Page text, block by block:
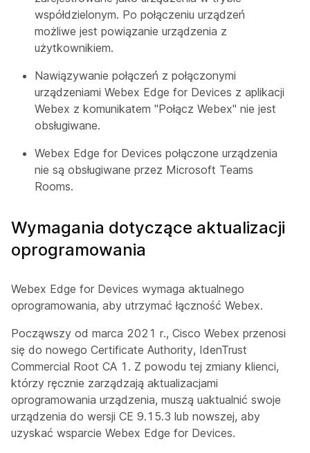
współdzielonym. Po połączeniu urządzeń
możliwe jest powiązanie urządzenia z
użytkownikiem.
Nawiązywanie połączeń z połączonymi
urządzeniami Webex Edge for Devices z aplikacji
Webex z komunikatem "Połącz Webex" nie jest
obsługiwane.
Webex Edge for Devices połączone urządzenia
nie są obsługiwane przez Microsoft Teams
Rooms.
Wymagania dotyczące aktualizacji
oprogramowania
Webex Edge for Devices wymaga aktualnego
oprogramowania, aby utrzymać łączność Webex.
Począwszy od marca 2021 r., Cisco Webex przenosi
się do nowego Certificate Authority, IdenTrust
Commercial Root CA 1. Z powodu tej zmiany klienci,
którzy ręcznie zarządzają aktualizacjami
oprogramowania urządzenia, muszą uaktualnić swoje
urządzenia do wersji CE 9.15.3 lub nowszej, aby
uzyskać wsparcie Webex Edge for Devices.